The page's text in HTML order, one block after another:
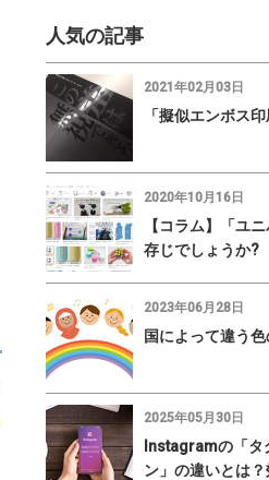
人気の記事
2021年02月03日
「擬似エンボス
2020年10月16日
【コラム】「ユ
存じでしょうか?
2023年06月28日
国によって違う
2025年05月30日
Instagramの「タ
ン」の違いとは